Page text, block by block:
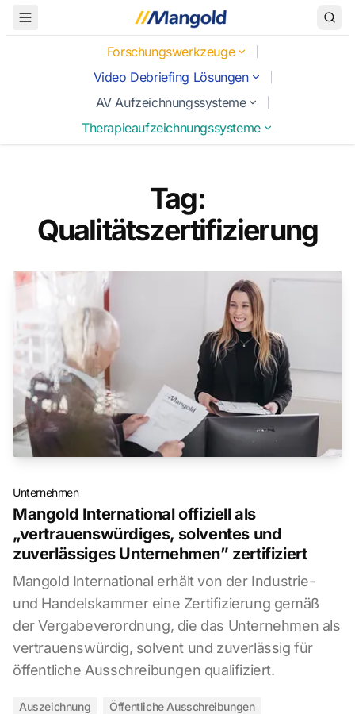
Toggle Menu
Forschungswerkzeuge
Video Debriefing Lösungen
AV Aufzeichnungssysteme
Therapieaufzeichnungssysteme
Tag:
Qualitätszertifizierung
Unternehmen
Mangold International offiziell als
„vertrauenswürdiges, solventes und
zuverlässiges Unternehmen” zertifiziert
Mangold International erhält von der Industrie-
und Handelskammer eine Zertifizierung gemäß
der Vergabeverordnung, die das Unternehmen als
vertrauenswürdig, solvent und zuverlässig für
öffentliche Ausschreibungen qualifiziert.
Auszeichnung
Öffentliche Ausschreibungen